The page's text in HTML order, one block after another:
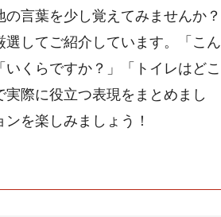
言葉を少し覚えてみませんか？
してご紹介しています。「こん
くらですか？」「トイレはどこ
際に役立つ表現をまとめまし
を楽しみましょう！